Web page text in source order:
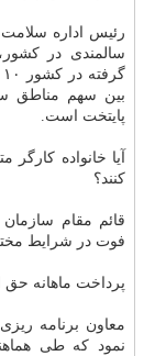
رئیس اداره سلامت
سالمندی در
بین سهم مناطق
پایتخت است.
آیا خانواده
كنند؟
قائم مقام
فوت در شرایط
پرداخت ماهانه حق
معاون برنامه
نمود كه طی